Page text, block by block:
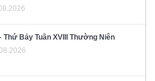
Thứ Bảy Tuần XVIII Thường Niên